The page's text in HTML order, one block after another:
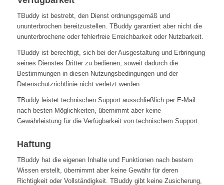
TBuddy ist bestrebt, den Dienst ordnungsgemäß und
ununterbrochen bereitzustellen. TBuddy garantiert aber nicht die
ununterbrochene oder fehlerfreie Erreichbarkeit oder Nutzbarkeit.
TBuddy ist berechtigt, sich bei der Ausgestaltung und Erbringung
seines Dienstes Dritter zu bedienen, soweit dadurch die
Bestimmungen in diesen Nutzungsbedingungen und der
Datenschutzrichtlinie nicht verletzt werden.
TBuddy leistet technischen Support ausschließlich per E-Mail
nach besten Möglichkeiten, übernimmt aber keine
Gewährleistung für die Verfügbarkeit von technischem Support.
Haftung
TBuddy hat die eigenen Inhalte und Funktionen nach bestem
Wissen erstellt, übernimmt aber keine Gewähr für deren
Richtigkeit oder Vollständigkeit. TBuddy gibt keine Zusicherung,